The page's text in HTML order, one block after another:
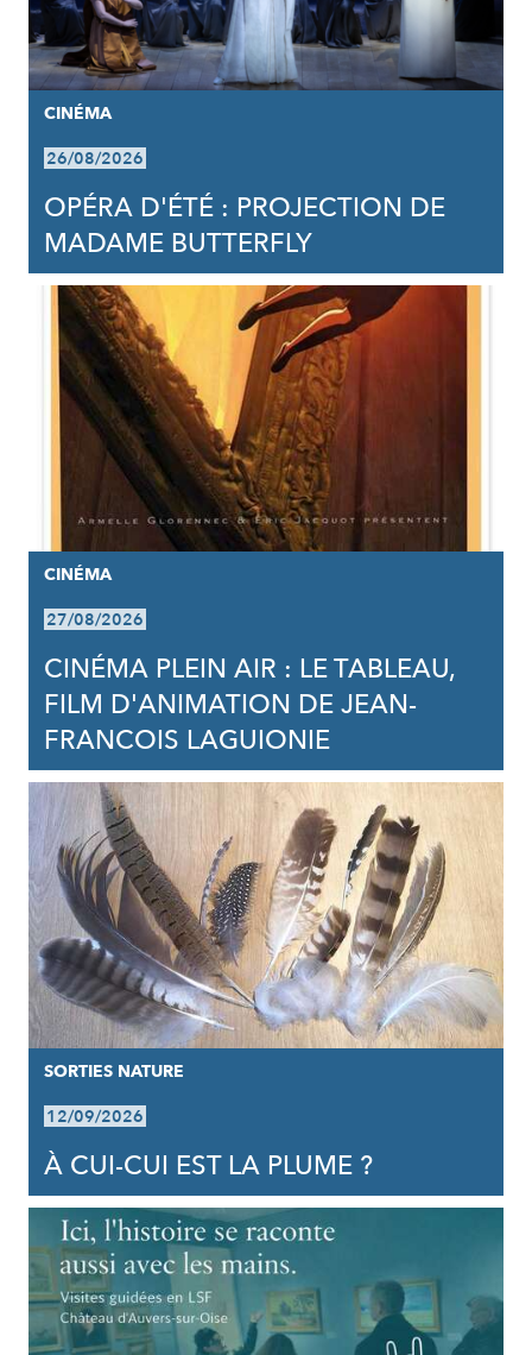
CINÉMA
26/08/2026
OPÉRA D'ÉTÉ : PROJECTION DE
MADAME BUTTERFLY
CINÉMA
27/08/2026
CINÉMA PLEIN AIR : LE TABLEAU,
FILM D'ANIMATION DE JEAN-
FRANCOIS LAGUIONIE
SORTIES NATURE
12/09/2026
À CUI-CUI EST LA PLUME ?